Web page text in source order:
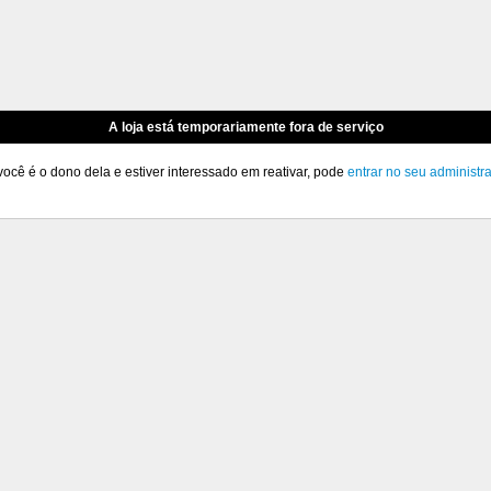
A loja está temporariamente fora de serviço
é o dono dela e estiver interessado em reativar, pode entrar no seu